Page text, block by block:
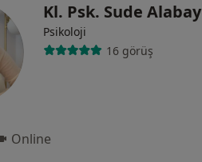
Kl. Psk. Sude Alabay
Psikoloji
16 görüş
Online